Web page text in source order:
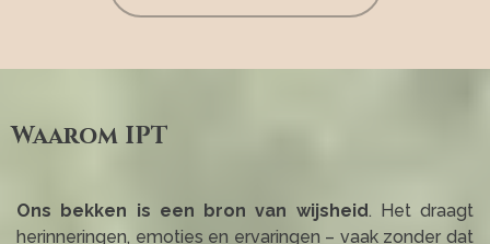
Waarom IPT
Ons bekken is een bron van wijsheid. Het draagt
herinneringen, emoties en ervaringen – vaak zonder dat